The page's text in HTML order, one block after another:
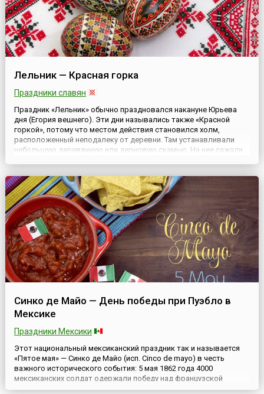
Лельник — Красная горка
Праздники славян
Праздник «Лельник» обычно праздновался накануне Юрьева
дня (Егория вешнего). Эти дни назывались также «Красной
горкой», потому что местом действия становился холм,
расположенный неподалеку от деревни. Там устанавливали
небольшую деревянную или дерновую скамью. На нее сажали
укладывались пр...
Синко де Майо — День победы при Пуэбло в
Мексике
Праздники Мексики
Этот национальный мексиканский праздник так и называется
«Пятое мая» — Синко де Майо (исп. Cinco de mayo) в честь
важного исторического события: 5 мая 1862 года 4000
мексиканских солдат одержали победу над французской
армией в битве при городе Пуэбло.Это день, когда был